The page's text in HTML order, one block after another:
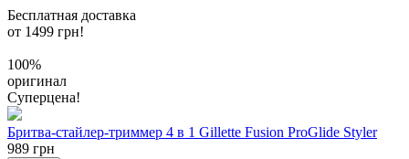
Бесплатная доставка
от 1499 грн!
100%
оригинал
Суперцена!
Бритва-стайлер-триммер 4 в 1 Gillette Fusion ProGlide Styler
989 грн